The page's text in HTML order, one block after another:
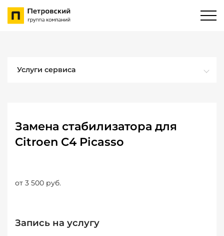
Услуги сервиса
Замена стабилизатора для
Citroen C4 Picasso
от 3 500 руб.
Запись на услугу